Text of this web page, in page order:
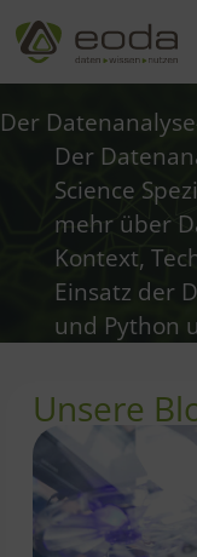
Zum
Inhalt
springen
Der
Der
Science
mehr über
Kontext,
Einsatz der
und Python
Unsere